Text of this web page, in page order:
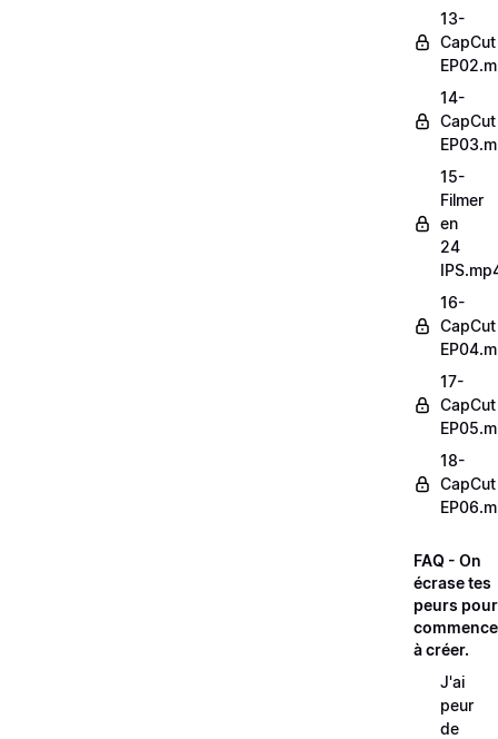
13-
CapCut
14-
CapCut
15-
Filmer
en
24
16-
CapCut
17-
CapCut
18-
CapCut
FAQ - On
écrase tes
peurs pour
à créer.
J'ai
peur
de